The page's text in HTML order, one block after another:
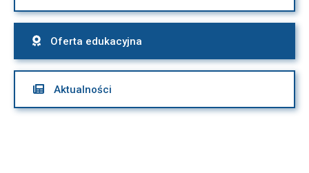
 Oferta edukacyjna
 Aktualności